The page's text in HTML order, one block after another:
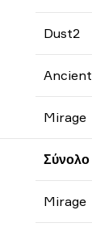
Dust2
Ancient
Mirage
Σύνολο
Mirage